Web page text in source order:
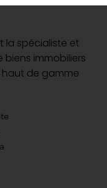
la spécialiste et
biens immobiliers
de gamme